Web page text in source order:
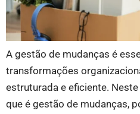
A gestão de mudanças é
transformações
estruturada e eficiente.
que é gestão de mudanças,